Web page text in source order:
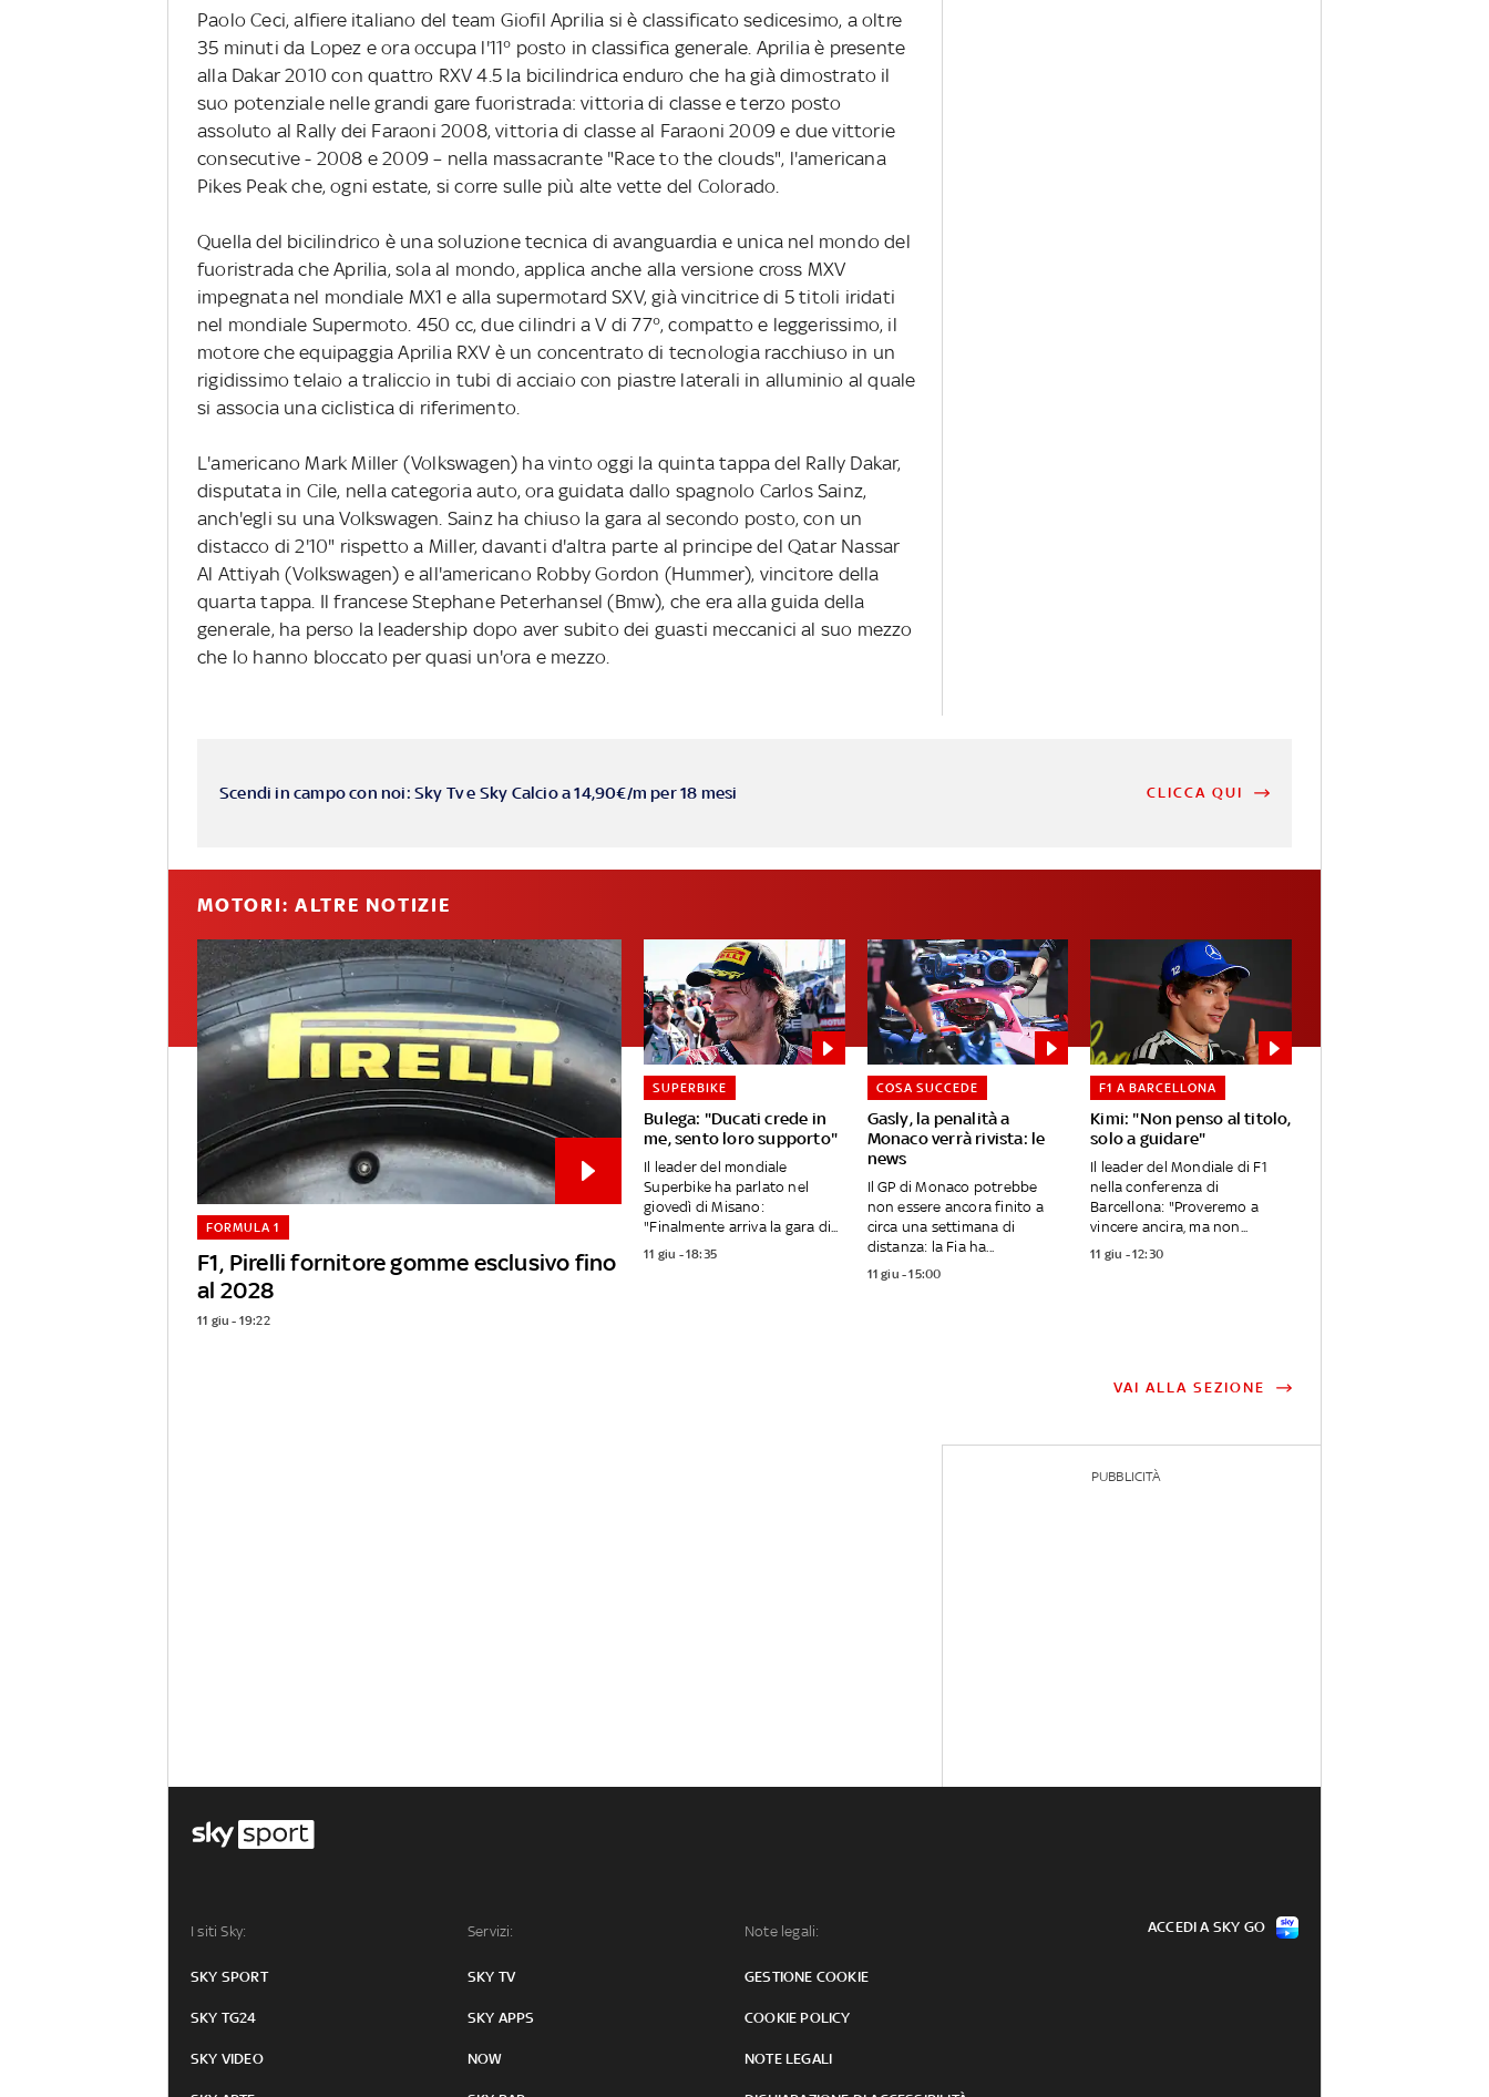
Paolo Ceci, alfiere italiano del team Giofil Aprilia si è classificato sedicesimo, a oltre
35 minuti da Lopez e ora occupa l'11° posto in classifica generale. Aprilia è presente
alla Dakar 2010 con quattro RXV 4.5 la bicilindrica enduro che ha già dimostrato il
suo potenziale nelle grandi gare fuoristrada: vittoria di classe e terzo posto
assoluto al Rally dei Faraoni 2008, vittoria di classe al Faraoni 2009 e due vittorie
consecutive - 2008 e 2009 – nella massacrante "Race to the clouds", l'americana
Pikes Peak che, ogni estate, si corre sulle più alte vette del Colorado.
Quella del bicilindrico è una soluzione tecnica di avanguardia e unica nel mondo del
fuoristrada che Aprilia, sola al mondo, applica anche alla versione cross MXV
impegnata nel mondiale MX1 e alla supermotard SXV, già vincitrice di 5 titoli iridati
nel mondiale Supermoto. 450 cc, due cilindri a V di 77°, compatto e leggerissimo, il
motore che equipaggia Aprilia RXV è un concentrato di tecnologia racchiuso in un
rigidissimo telaio a traliccio in tubi di acciaio con piastre laterali in alluminio al quale
si associa una ciclistica di riferimento.
L'americano Mark Miller (Volkswagen) ha vinto oggi la quinta tappa del Rally Dakar,
disputata in Cile, nella categoria auto, ora guidata dallo spagnolo Carlos Sainz,
anch'egli su una Volkswagen. Sainz ha chiuso la gara al secondo posto, con un
distacco di 2'10" rispetto a Miller, davanti d'altra parte al principe del Qatar Nassar
Al Attiyah (Volkswagen) e all'americano Robby Gordon (Hummer), vincitore della
quarta tappa. Il francese Stephane Peterhansel (Bmw), che era alla guida della
generale, ha perso la leadership dopo aver subito dei guasti meccanici al suo mezzo
che lo hanno bloccato per quasi un'ora e mezzo.
Scendi in campo con noi: Sky Tv e Sky Calcio a 14,90€/m per 18 mesi CLICCA QUI
MOTORI: ALTRE NOTIZIE
F1, Pirelli fornitore gomme esclusivo fino
al 2028
FORMULA 1
11 giu - 19:22
Bulega: "Ducati crede in
me, sento loro supporto"
SUPERBIKE
Il leader del mondiale
Superbike ha parlato nel
giovedì di Misano:
"Finalmente arriva la gara di...
11 giu - 18:35
Gasly, la penalità a
Monaco verrà rivista: le
news
COSA SUCCEDE
Il GP di Monaco potrebbe
non essere ancora finito a
circa una settimana di
distanza: la Fia ha...
11 giu - 15:00
Kimi: "Non penso al titolo,
solo a guidare"
F1 A BARCELLONA
Il leader del Mondiale di F1
nella conferenza di
Barcellona: "Proveremo a
vincere ancira, ma non...
11 giu - 12:30
VAI ALLA SEZIONE
PUBBLICITÀ
I siti Sky:
SKY SPORT
SKY TG24
SKY VIDEO
Servizi:
SKY TV
SKY APPS
NOW
Note legali:
GESTIONE COOKIE
COOKIE POLICY
NOTE LEGALI
ACCEDI A SKY GO